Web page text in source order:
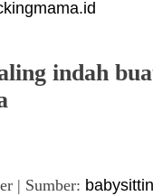
indah
| Sumber: